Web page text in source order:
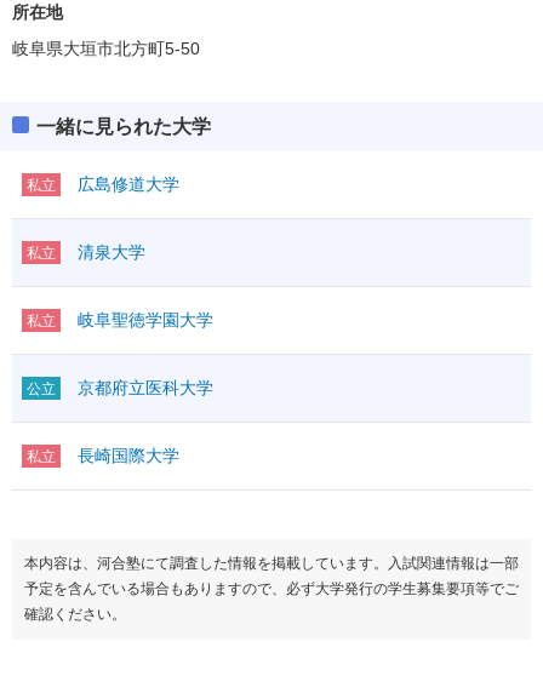
所在地
岐阜県大垣市北方町5-50
一緒に見られた大学
私立 広島修道大学
私立 清泉大学
私立 岐阜聖徳学園大学
公立 京都府立医科大学
私立 長崎国際大学
本内容は、河合塾にて調査した情報を掲載しています。入試関連情報は一部
予定を含んでいる場合もありますので、必ず大学発行の学生募集要項等でご
確認ください。